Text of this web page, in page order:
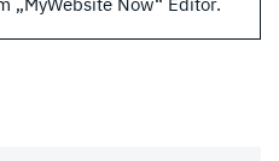
„MyWebsite Now“ Editor.